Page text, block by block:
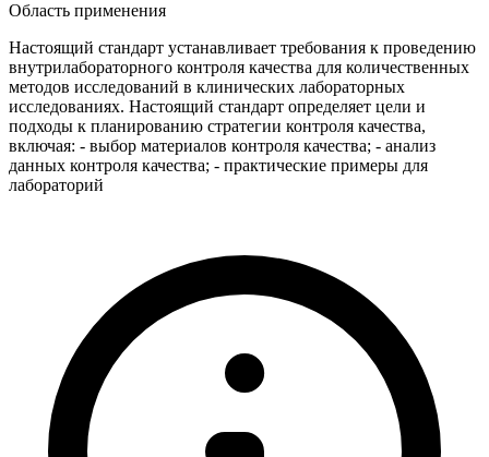
Область применения
Настоящий стандарт устанавливает требования к проведению
внутрилабораторного контроля качества для количественных
методов исследований в клинических лабораторных
исследованиях. Настоящий стандарт определяет цели и
подходы к планированию стратегии контроля качества,
включая: - выбор материалов контроля качества; - анализ
данных контроля качества; - практические примеры для
лабораторий